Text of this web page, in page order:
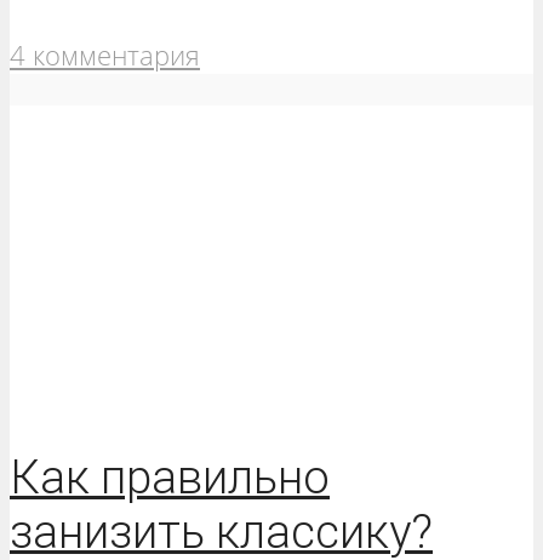
4 комментария
Как правильно
занизить классику?